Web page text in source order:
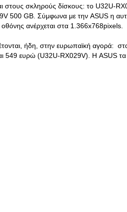
στους σκληρούς δίσκους: το U32U-
500 GB. Σύμφωνα με την ASUS η
ανέρχεται στα 1.366x768pixels.
ήδη, στην ευρωπαϊκή αγορά:
549 ευρώ (U32U-RX029V). Η ASUS τα